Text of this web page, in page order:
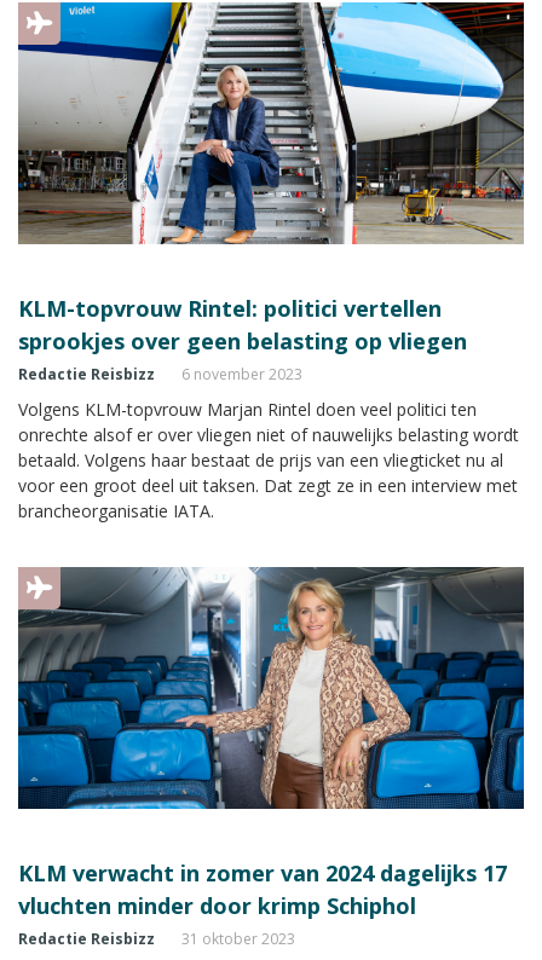
KLM-topvrouw Rintel: politici vertellen
sprookjes over geen belasting op vliegen
Redactie Reisbizz 6 november 2023
Volgens KLM-topvrouw Marjan Rintel doen veel politici ten
onrechte alsof er over vliegen niet of nauwelijks belasting wordt
betaald. Volgens haar bestaat de prijs van een vliegticket nu al
voor een groot deel uit taksen. Dat zegt ze in een interview met
brancheorganisatie IATA.
KLM verwacht in zomer van 2024 dagelijks 17
vluchten minder door krimp Schiphol
Redactie Reisbizz 31 oktober 2023